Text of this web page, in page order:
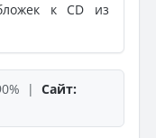
к CD из
| Сайт: